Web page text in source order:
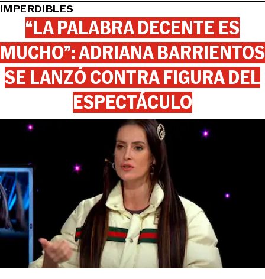
IMPERDIBLES
“LA PALABRA DECENTE ES
MUCHO”: ADRIANA BARRIENTOS
SE LANZÓ CONTRA FIGURA DEL
ESPECTÁCULO